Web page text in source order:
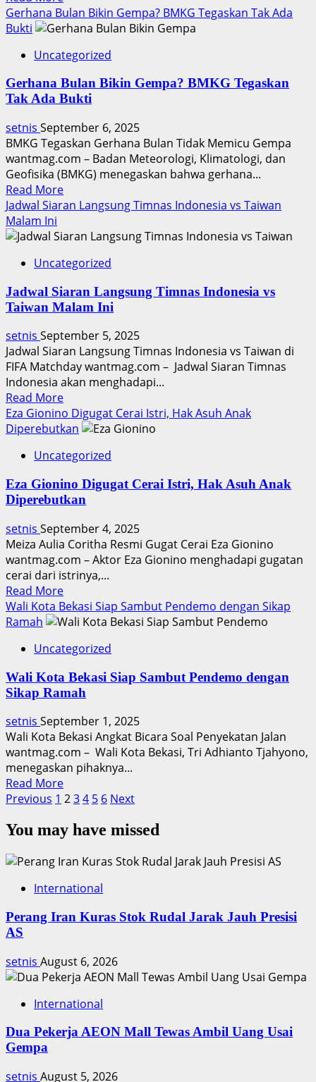
more
about
Sambut
Kelahiran
Anak
Kedua
Bernama
Janeera
Gerhana Bulan Bikin Gempa? BMKG Tegaskan Tak Ada
Bukti
Uncategorized
Gerhana Bulan Bikin Gempa? BMKG Tegaskan
Tak Ada Bukti
setnis September 6, 2025
BMKG Tegaskan Gerhana Bulan Tidak Memicu Gempa
wantmag.com – Badan Meteorologi, Klimatologi, dan
Geofisika (BMKG) menegaskan bahwa gerhana...
Read MoreRead
more
Gerhana
Bikin
BMKG
Tegaskan
Ada
Bukti
Jadwal Siaran Langsung Timnas Indonesia vs Taiwan
Malam Ini
Uncategorized
Jadwal Siaran Langsung Timnas Indonesia vs
Taiwan Malam Ini
setnis September 5, 2025
Jadwal Siaran Langsung Timnas Indonesia vs Taiwan di
FIFA Matchday wantmag.com – Jadwal Siaran Timnas
Indonesia akan menghadapi...
Read MoreRead
more
about
Siaran
Timnas
Indonesia
Taiwan
Malam
Ini
Eza Gionino Digugat Cerai Istri, Hak Asuh Anak
Diperebutkan
Uncategorized
Eza Gionino Digugat Cerai Istri, Hak Asuh Anak
Diperebutkan
setnis September 4, 2025
Meiza Aulia Coritha Resmi Gugat Cerai Eza Gionino
wantmag.com – Aktor Eza Gionino menghadapi gugatan
cerai dari istrinya,...
Read MoreRead
more
about
Gionino
Cerai
Istri,
Hak
Asuh
Anak
Diperebutkan
Wali Kota Bekasi Siap Sambut Pendemo dengan Sikap
Ramah
Uncategorized
Wali Kota Bekasi Siap Sambut Pendemo dengan
Sikap Ramah
setnis September 1, 2025
Wali Kota Bekasi Angkat Bicara Soal Penyekatan Jalan
wantmag.com – Wali Kota Bekasi, Tri Adhianto Tjahyono,
menegaskan pihaknya...
Read MoreRead
more
Wali
Bekasi
Sambut
dengan
Posts
pagination
Previous 1 234 5 6 Next
You may have missed
International
Perang Iran Kuras Stok Rudal Jarak Jauh Presisi
AS
setnis August 6, 2026
International
Dua Pekerja AEON Mall Tewas Ambil Uang Usai
Gempa
setnis August 5, 2026